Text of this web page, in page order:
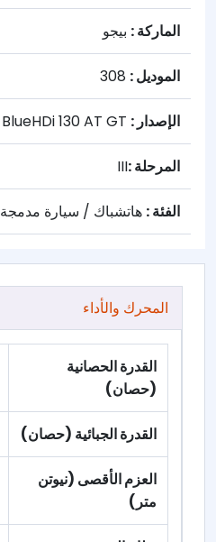
الماركة : بيجو
الموديل :
الإصدار :
المرحلة : III
الفئة : هاتشباك / سيارة مدمجة
المحرك والأداء
القدرة الحصانية
(حصان)
القدرة الجبائية (حصان)
العزم الأقصى (نيوتن
متر)